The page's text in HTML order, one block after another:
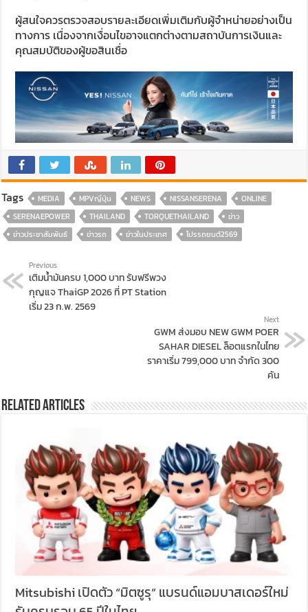
ผู้สนใจควรตรวจสอบรายละเอียดเพิ่มเติมกับผู้จำหน่ายอย่างเป็น
ทางการ เนื่องจากเงื่อนไขอาจแตกต่างตามสถาบันการเงินและ
คุณสมบัติของผู้ขอสินเชื่อ
Tags MEDIA MPVญี่ปุ่น NEWS NISSANSERENA
ONLINE
SERENAEPOWER
THAILAND TORQUETHAILAND
ข่าว
ข่าวประชาสัมพันธ์
ข่าวรถ ข่าวในประเทศ โปรรถยนต์2569
Previous
เติมน้ำมันครบ 1,000 บาท รับฟรีพวง
กุญแจ ThaiGP 2026 ที่ PT Station
เริ่ม 23 ก.พ. 2569
Next
GWM ส่งมอบ NEW GWM POER
SAHAR DIESEL ล็อตแรกในไทย
ราคาเริ่ม 799,000 บาท จำกัด 300
คัน
Related Articles
Mitsubishi เปิดตัว “มิตซูรุ” แบรนด์แอมบาสเดอร์ใหม่